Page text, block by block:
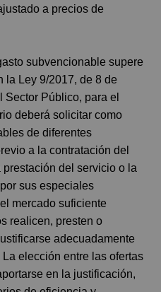
a precios de
subvencionable supere
la Ley 9/2017, de 8 de
Público, para el
deberá solicitar como
de diferentes
a la contratación del
del servicio o la
sus especiales
mercado suficiente
realicen, presten o
adecuadamente
elección entre las ofertas
en la justificación,